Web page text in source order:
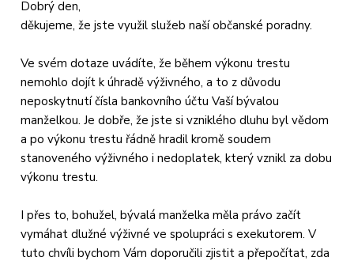
Dobrý den,
děkujeme, že jste využil služeb naší občanské poradny.
Ve svém dotaze uvádíte, že během výkonu trestu
nemohlo dojít k úhradě výživného, a to z důvodu
neposkytnutí čísla bankovního účtu Vaší bývalou
manželkou. Je dobře, že jste si vzniklého dluhu byl vědom
a po výkonu trestu řádně hradil kromě soudem
stanoveného výživného i nedoplatek, který vznikl za dobu
výkonu trestu.
I přes to, bohužel, bývalá manželka měla právo začít
vymáhat dlužné výživné ve spolupráci s exekutorem. V
tuto chvíli bychom Vám doporučili zjistit a přepočítat, zda